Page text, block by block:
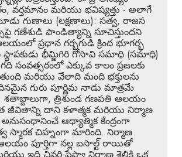
వర్తమానం మరియు భవిష్యత్తు - అలాగే
గుణాలు (లక్షణాలు): సత్వ, రాజస
గణేశుడి పాండిత్యాన్ని సూచిస్తుందని
ప్రధాన గర్భగుడి క్రింద భూగర్భ
భీమ్జిగిరి గోసావి సమాధి (సమాధి)
సంవత్సరంలో ఎక్కువ కాలం ప్రజలకు
మరియు వేలాది మంది భక్తులను
దినమైన గురు పూర్ణిమ నాడు మాత్రమే
శతాబ్దాలుగా, త్రిశుండ గణపతి ఆలయం
జీవితాన్ని దాని కళాత్మక మరియు నిర్మాణ
ఆధ్యాత్మిక కేంద్రంగా
స్మారక చిహ్నంగా మారింది. నిర్మాణ
పూర్తిగా నల్ల బసాల్ట్ రాయితో